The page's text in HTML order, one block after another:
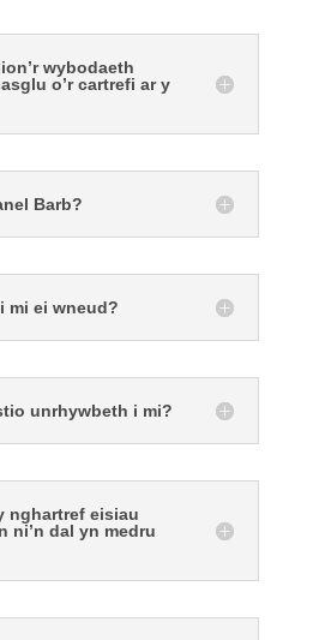
wybodaeth
o’r cartrefi ar y
Barb?
mi ei wneud?
unrhywbeth i mi?
nghartref eisiau
ni’n dal yn medru